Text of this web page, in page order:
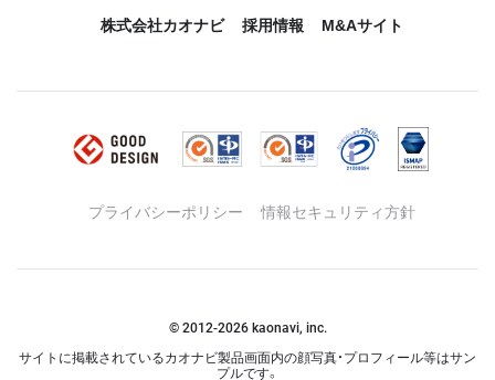
株式会社カオナビ 採用情報 M&Aサイト
プライバシーポリシー 情報セキュリティ方針
© 2012-2026kaonavi, inc.
サイトに掲載されているカオナビ製品画面内の顔写真・プロフィール等はサン
プルです。